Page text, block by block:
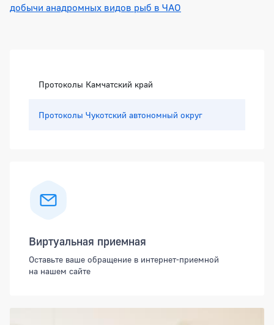
добычи анадромных видов рыб в ЧАО
Протоколы Камчатский край
Протоколы Чукотский автономный округ
Виртуальная приемная
Оставьте ваше обращение в интернет-приемной
на нашем сайте